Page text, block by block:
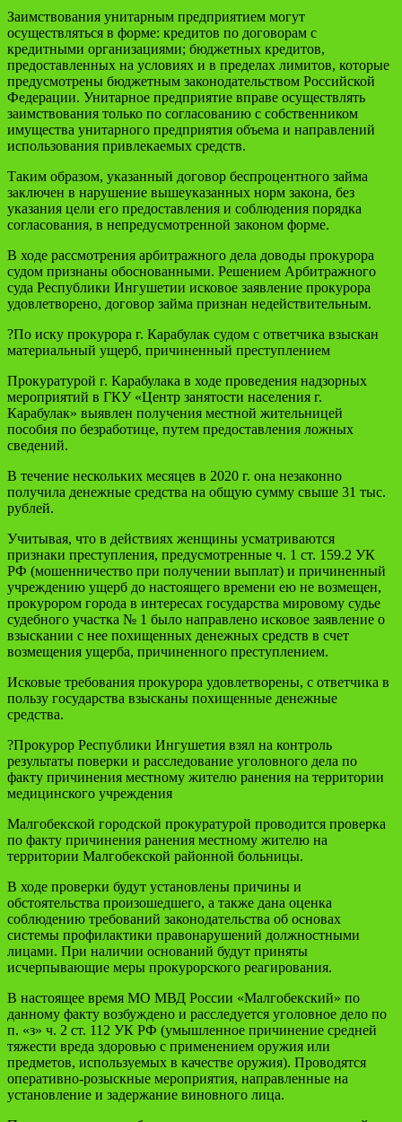
Заимствования унитарным предприятием могут
осуществляться в форме: кредитов по договорам с
кредитными организациями; бюджетных кредитов,
предоставленных на условиях и в пределах лимитов, которые
предусмотрены бюджетным законодательством Российской
Федерации. Унитарное предприятие вправе осуществлять
заимствования только по согласованию с собственником
имущества унитарного предприятия объема и направлений
использования привлекаемых средств.
Таким образом, указанный договор беспроцентного займа
заключен в нарушение вышеуказанных норм закона, без
указания цели его предоставления и соблюдения порядка
согласования, в непредусмотренной законом форме.
В ходе рассмотрения арбитражного дела доводы прокурора
судом признаны обоснованными. Решением Арбитражного
суда Республики Ингушетии исковое заявление прокурора
удовлетворено, договор займа признан недействительным.
?По иску прокурора г. Карабулак судом с ответчика взыскан
материальный ущерб, причиненный преступлением
Прокуратурой г. Карабулака в ходе проведения надзорных
мероприятий в ГКУ «Центр занятости населения г.
Карабулак» выявлен получения местной жительницей
пособия по безработице, путем предоставления ложных
сведений.
В течение нескольких месяцев в 2020 г. она незаконно
получила денежные средства на общую сумму свыше 31 тыс.
рублей.
Учитывая, что в действиях женщины усматриваются
признаки преступления, предусмотренные ч. 1 ст. 159.2 УК
РФ (мошенничество при получении выплат) и причиненный
учреждению ущерб до настоящего времени ею не возмещен,
прокурором города в интересах государства мировому судье
судебного участка № 1 было направлено исковое заявление о
взыскании с нее похищенных денежных средств в счет
возмещения ущерба, причиненного преступлением.
Исковые требования прокурора удовлетворены, с ответчика в
пользу государства взысканы похищенные денежные
средства.
?Прокурор Республики Ингушетия взял на контроль
результаты поверки и расследование уголовного дела по
факту причинения местному жителю ранения на территории
медицинского учреждения
Малгобекской городской прокуратурой проводится проверка
по факту причинения ранения местному жителю на
территории Малгобекской районной больницы.
В ходе проверки будут установлены причины и
обстоятельства произошедшего, а также дана оценка
соблюдению требований законодательства об основах
системы профилактики правонарушений должностными
лицами. При наличии оснований будут приняты
исчерпывающие меры прокурорского реагирования.
В настоящее время МО МВД России «Малгобекский» по
данному факту возбуждено и расследуется уголовное дело по
п. «з» ч. 2 ст. 112 УК РФ (умышленное причинение средней
тяжести вреда здоровью с применением оружия или
предметов, используемых в качестве оружия). Проводятся
оперативно-розыскные мероприятия, направленные на
установление и задержание виновного лица.